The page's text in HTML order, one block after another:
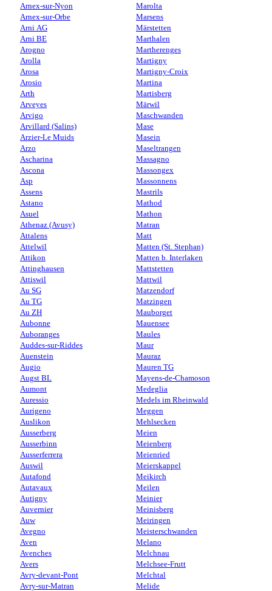
Arnex-sur-Nyon
Arnex-sur-Orbe
Arni AG
Arni BE
Arogno
Arolla
Arosa
Arosio
Arth
Arveyes
Arvigo
Arvillard (Salins)
Arzier-Le Muids
Arzo
Ascharina
Ascona
Asp
Assens
Astano
Asuel
Athenaz (Avusy)
Attalens
Attelwil
Attikon
Attinghausen
Attiswil
Au SG
Au TG
Au ZH
Aubonne
Auboranges
Auddes-sur-Riddes
Auenstein
Augio
Augst BL
Aumont
Auressio
Aurigeno
Auslikon
Ausserberg
Ausserbinn
Ausserferrera
Auswil
Autafond
Autavaux
Autigny
Auvernier
Auw
Avegno
Aven
Avenches
Avers
Avry-devant-Pont
Avry-sur-Matran
Marolta
Marsens
Märstetten
Marthalen
Martherenges
Martigny
Martigny-Croix
Martina
Martisberg
Märwil
Maschwanden
Mase
Masein
Maseltrangen
Massagno
Massongex
Massonnens
Mastrils
Mathod
Mathon
Matran
Matt
Matten (St. Stephan)
Matten b. Interlaken
Mattstetten
Mattwil
Matzendorf
Matzingen
Mauborget
Mauensee
Maules
Maur
Mauraz
Mauren TG
Mayens-de-Chamoson
Medeglia
Medels im Rheinwald
Meggen
Mehlsecken
Meien
Meienberg
Meienried
Meierskappel
Meikirch
Meilen
Meinier
Meinisberg
Meiringen
Meisterschwanden
Melano
Melchnau
Melchsee-Frutt
Melchtal
Melide